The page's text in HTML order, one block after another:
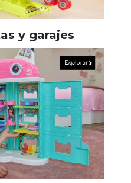
y garajes